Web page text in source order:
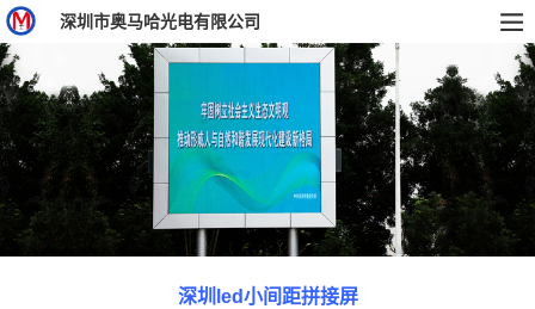
深圳市奥马哈光电有限公司
深圳led小间距拼接屏